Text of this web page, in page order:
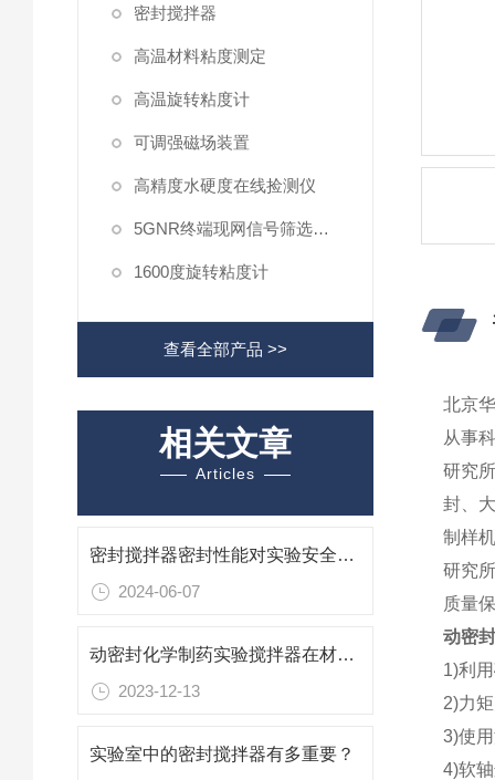
密封搅拌器
高温材料粘度测定
高温旋转粘度计
可调强磁场装置
高精度水硬度在线捡测仪
5GNR终端现网信号筛选放大器
1600度旋转粘度计
查看全部产品 >>
相关文章
Articles
密封搅拌器密封性能对实验安全的重要性
2024-06-07
动密封化学制药实验搅拌器在材料科学中的应用
2023-12-13
实验室中的密封搅拌器有多重要？
北京
从事
研究
封、
制样
研究
质量
动密
1)利
2)力
3)使
4)软